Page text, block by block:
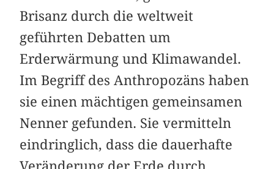
Brisanz durch die weltweit
geführten Debatten um
Erderwärmung und Klimawandel.
Im Begriff des Anthropozäns haben
sie einen mächtigen gemeinsamen
Nenner gefunden. Sie vermitteln
eindringlich, dass die dauerhafte
Veränderung der Erde durch